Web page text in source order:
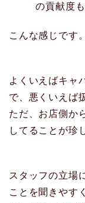
の貢献度
こんな感じです。
よくいえばキャ
で、悪くいえば
ただ、お店側か
してることが珍
スタッフの立場
ことを聞きやす